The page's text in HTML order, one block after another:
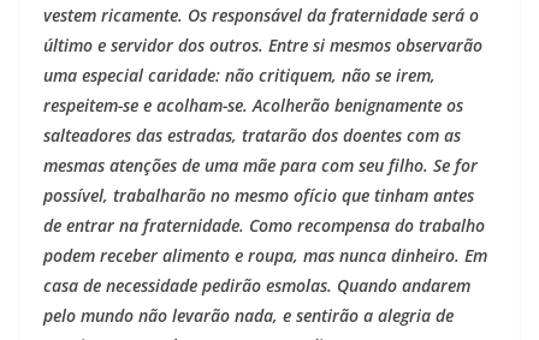
vestem ricamente. Os responsável da fraternidade será o
último e servidor dos outros. Entre si mesmos observarão
uma especial caridade: não critiquem, não se irem,
respeitem-se e acolham-se. Acolherão benignamente os
salteadores das estradas, tratarão dos doentes com as
mesmas atenções de uma mãe para com seu filho. Se for
possível, trabalharão no mesmo ofício que tinham antes
de entrar na fraternidade. Como recompensa do trabalho
podem receber alimento e roupa, mas nunca dinheiro. Em
casa de necessidade pedirão esmolas. Quando andarem
pelo mundo não levarão nada, e sentirão a alegria de